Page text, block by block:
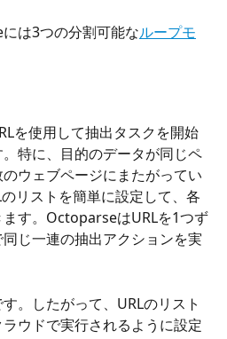
は3つの分割可能なループモ
を使用して抽出タスクを開始
特に、目的のデータが同じペ
ウェブページにまたがってい
リストを簡単に設定して、各
す。OctoparseはURLを1つず
じ一連の抽出アクションを実
。したがって、URLのリスト
ウドで実行されるように設定